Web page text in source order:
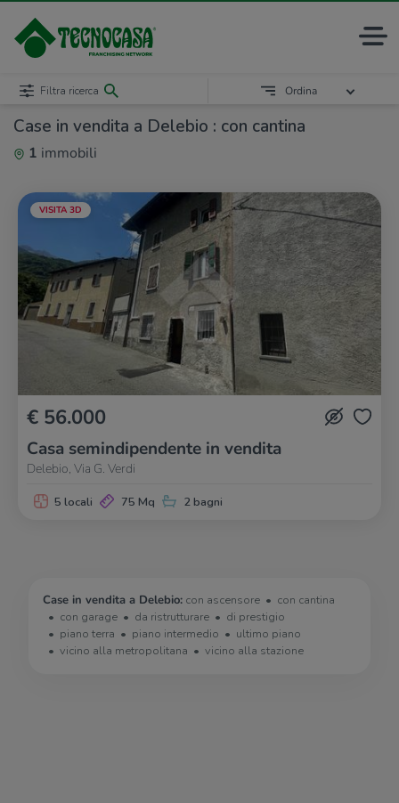
Case in vendita a Delebio : con cantina
1 immobili
Filtra ricerca Ordina
VISITA 3D
€ 56.000
Casa semindipendente in vendita
Delebio, Via G. Verdi
5 locali 75 Mq 2 bagni
Case in vendita a Delebio: con ascensore
con cantina
con garage
da ristrutturare
di prestigio
piano terra
piano intermedio
ultimo piano
vicino alla metropolitana
vicino alla stazione